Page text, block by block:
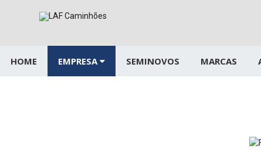
HOME EMPRESA SEMINOVOS MARCAS